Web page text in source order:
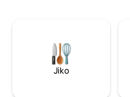
Jiko